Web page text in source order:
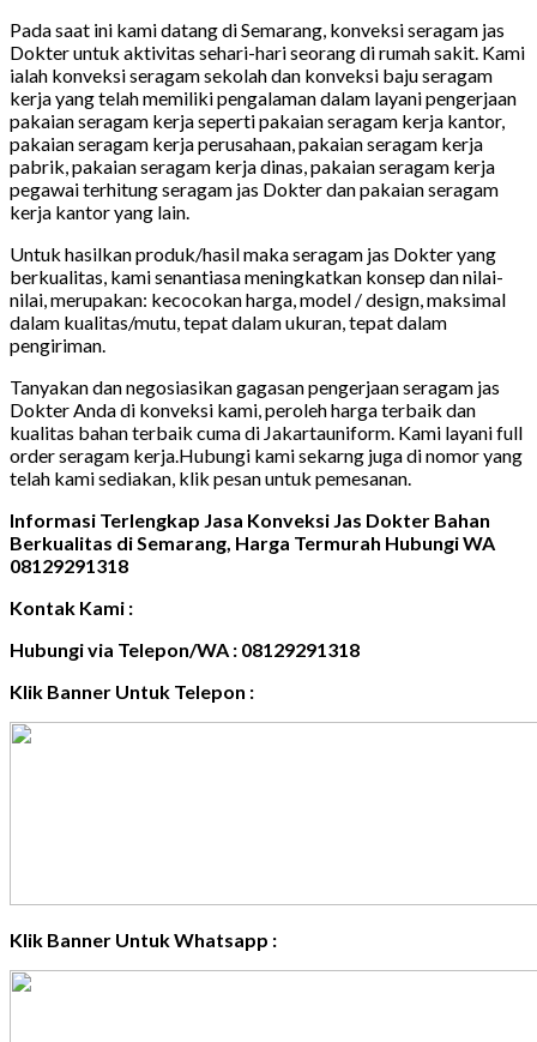
Pada saat ini kami datang di Semarang, konveksi seragam jas
Dokter untuk aktivitas sehari-hari seorang di rumah sakit. Kami
ialah konveksi seragam sekolah dan konveksi baju seragam
kerja yang telah memiliki pengalaman dalam layani pengerjaan
pakaian seragam kerja seperti pakaian seragam kerja kantor,
pakaian seragam kerja perusahaan, pakaian seragam kerja
pabrik, pakaian seragam kerja dinas, pakaian seragam kerja
pegawai terhitung seragam jas Dokter dan pakaian seragam
kerja kantor yang lain.
Untuk hasilkan produk/hasil maka seragam jas Dokter yang
berkualitas, kami senantiasa meningkatkan konsep dan nilai-
nilai, merupakan: kecocokan harga, model / design, maksimal
dalam kualitas/mutu, tepat dalam ukuran, tepat dalam
pengiriman.
Tanyakan dan negosiasikan gagasan pengerjaan seragam jas
Dokter Anda di konveksi kami, peroleh harga terbaik dan
kualitas bahan terbaik cuma di Jakartauniform. Kami layani full
order seragam kerja.Hubungi kami sekarng juga di nomor yang
telah kami sediakan, klik pesan untuk pemesanan.
Informasi Terlengkap Jasa Konveksi Jas Dokter Bahan
Berkualitas di Semarang, Harga Termurah Hubungi WA
08129291318
Kontak Kami :
Hubungi via Telepon/WA : 08129291318
Klik Banner Untuk Telepon :
Klik Banner Untuk Whatsapp :